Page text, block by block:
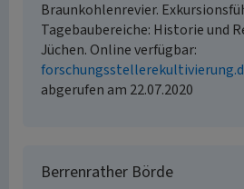
Braunkohlenrevier.
Tagebaubereiche: Historie und
Jüchen. Online verfügbar:
abgerufen am 22.07.2020
Berrenrather Börde